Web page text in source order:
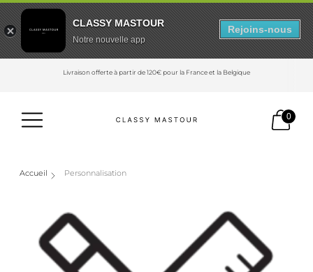
Livraison offerte à partir de 120€ pour la France et la Belgique
0
Accueil Personnalisation
CLASSY MASTOUR
Notre nouvelle app
Rejoins-nous